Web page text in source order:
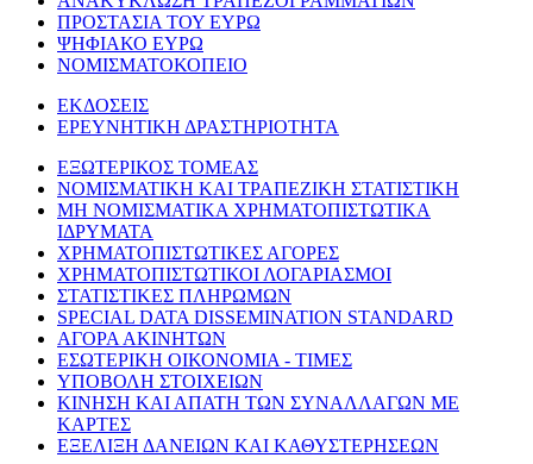
ΠΡΟΣΤΑΣΙΑ ΤΟΥ ΕΥΡΩ
ΨΗΦΙΑΚΟ ΕΥΡΩ
ΝΟΜΙΣΜΑΤΟΚΟΠΕΙΟ
ΕΚΔΟΣΕΙΣ
ΕΡΕΥΝΗΤΙΚΗ ΔΡΑΣΤΗΡΙΟΤΗΤΑ
ΕΞΩΤΕΡΙΚΟΣ ΤΟΜΕΑΣ
ΝΟΜΙΣΜΑΤΙΚΗ ΚΑΙ ΤΡΑΠΕΖΙΚΗ ΣΤΑΤΙΣΤΙΚΗ
ΜΗ ΝΟΜΙΣΜΑΤΙΚΑ ΧΡΗΜΑΤΟΠΙΣΤΩΤΙΚΑ
ΙΔΡΥΜΑΤΑ
ΧΡΗΜΑΤΟΠΙΣΤΩΤΙΚΕΣ ΑΓΟΡΕΣ
ΧΡΗΜΑΤΟΠΙΣΤΩΤΙΚΟΙ ΛΟΓΑΡΙΑΣΜΟΙ
ΣΤΑΤΙΣΤΙΚΕΣ ΠΛΗΡΩΜΩΝ
SPECIAL DATA DISSEMINATION STANDARD
ΑΓΟΡΑ ΑΚΙΝΗΤΩΝ
ΕΣΩΤΕΡΙΚΗ ΟΙΚΟΝΟΜΙΑ - ΤΙΜΕΣ
ΥΠΟΒΟΛΗ ΣΤΟΙΧΕΙΩΝ
ΚΙΝΗΣΗ ΚΑΙ ΑΠΑΤΗ ΤΩΝ ΣΥΝΑΛΛΑΓΩΝ ΜΕ
ΚΑΡΤΕΣ
ΕΞΕΛΙΞΗ ΔΑΝΕΙΩΝ ΚΑΙ ΚΑΘΥΣΤΕΡΗΣΕΩΝ